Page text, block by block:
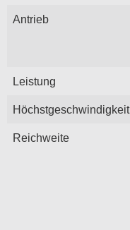
Antrieb
Leistung
Höchstgeschwindigkeit
Reichweite